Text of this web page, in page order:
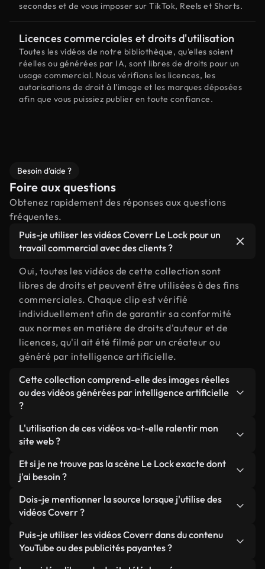
secondes et de vous imposer sur TikTok, Reels et Shorts.
Licences commerciales et droits d'utilisation
Toutes les vidéos de notre bibliothèque, qu'elles soient
réelles ou générées par IA, sont libres de droits pour un
usage commercial. Nous vérifions les licences, les
autorisations de droit à l'image et les marques déposées
afin que vous puissiez publier en toute confiance.
Besoin d'aide ?
Foire aux questions
Obtenez rapidement des réponses aux questions
fréquentes.
Puis-je utiliser les vidéos Coverr Le Lock pour un
travail commercial avec des clients ?
Oui, toutes les vidéos de cette collection sont
libres de droits et peuvent être utilisées à des fins
commerciales. Chaque clip est vérifié
individuellement afin de garantir sa conformité
aux normes en matière de droits d'auteur et de
licences, qu'il ait été filmé par un créateur ou
généré par intelligence artificielle.
Cette collection comprend-elle des images réelles
ou des vidéos générées par intelligence artificielle
?
Les deux. Il s'agit d'une bibliothèque hybride
composée de véritables images filmées par des
générées par IA. Chaque vidéo est clairement
identifiée afin que vous sachiez toujours ce que
vous utilisez.
L'utilisation de ces vidéos va-t-elle ralentir mon
site web ?
Sauf si vous choisissez nos versions optimisées.
Nous proposons des formats légers, prêts pour le
ils conservent une qualité élevée tout en
minimisant les temps de chargement et en
améliorant des indicateurs comme le LCP.
Et si je ne trouve pas la scène Le Lock exacte dont
j'ai besoin ?
Vous pouvez en créer une instantanément avec
Coverr AI Studio. Il vous suffit de décrire la scène,
Studio générera en quelques secondes une vidéo
personnalisée conforme à nos normes de licence.
Dois-je mentionner la source lorsque j'utilise des
vidéos Coverr ?
Aucune attribution n'est requise. Toutes les vidéos
de notre bibliothèque sont libres de droits et
Puis-je utiliser les vidéos Coverr dans du contenu
YouTube ou des publicités payantes ?
Oui. Toutes les séquences vidéo de Coverr peuvent